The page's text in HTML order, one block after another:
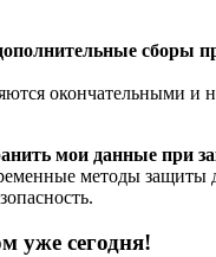
сборы
окончательными и
мои данные при
методы защиты
уже сегодня!